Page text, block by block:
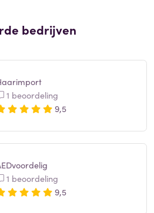
bedrijven
1 beoordeling
9,5
1 beoordeling
9,5